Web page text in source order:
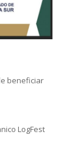
beneficiar
LogFest